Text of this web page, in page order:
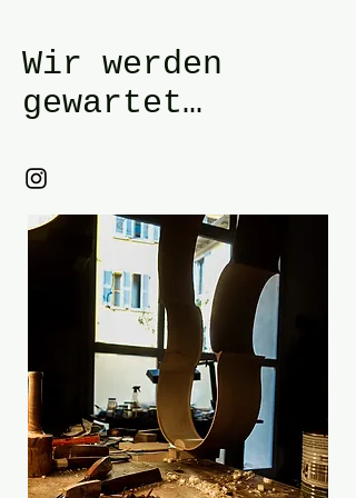
Wir werden
gewartet…